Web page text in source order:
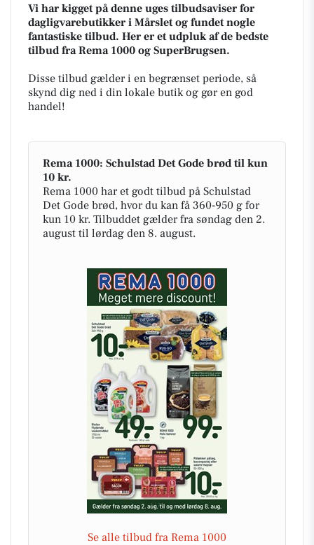
Vi har kigget på denne uges tilbudsaviser for
dagligvarebutikker i Mårslet og fundet nogle
fantastiske tilbud. Her er et udpluk af de bedste
tilbud fra Rema 1000 og SuperBrugsen.
Disse tilbud gælder i en begrænset periode, så
skynd dig ned i din lokale butik og gør en god
handel!
Rema 1000: Schulstad Det Gode brød til kun
10 kr.
Rema 1000 har et godt tilbud på Schulstad
Det Gode brød, hvor du kan få 360-950 g for
kun 10 kr. Tilbuddet gælder fra søndag den 2.
august til lørdag den 8. august.
Se alle tilbud fra Rema 1000